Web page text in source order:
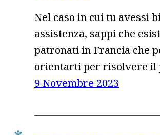
Nel caso in cui tu avessi
assistenza, sappi che
patronati in Francia che
orientarti per risolvere il
9 Novembre 2023